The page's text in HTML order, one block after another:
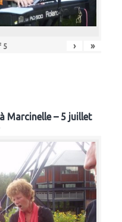
5 › »
Marcinelle – 5 juillet